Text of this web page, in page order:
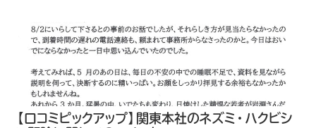
【口コミピックアップ】関東本社のネズミ・ハクビシ